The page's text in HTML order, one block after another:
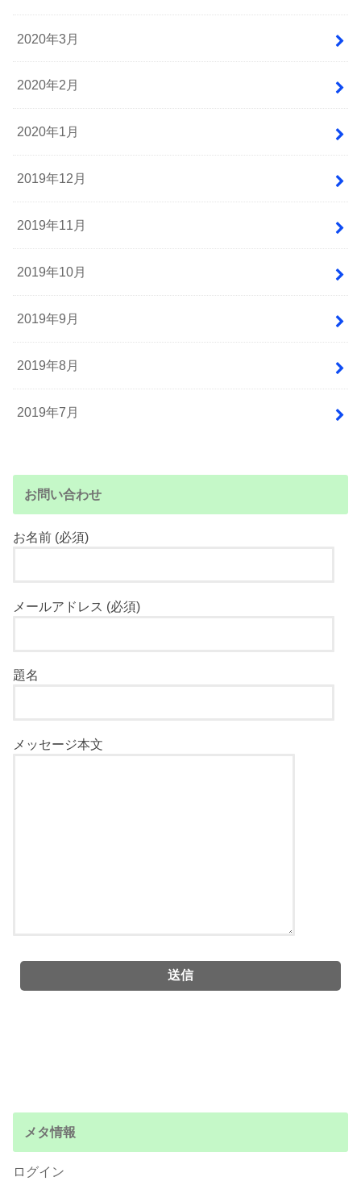
2020年3月
2020年2月
2020年1月
2019年12月
2019年11月
2019年10月
2019年9月
2019年8月
2019年7月
お問い合わせ
お名前 (必須)
メールアドレス (必須)
題名
メッセージ本文
メタ情報
ログイン